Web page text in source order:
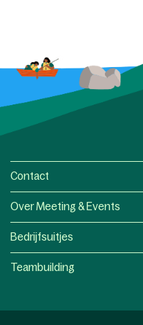
Contact
Over Meeting & Events
Bedrijfsuitjes
Teambuilding